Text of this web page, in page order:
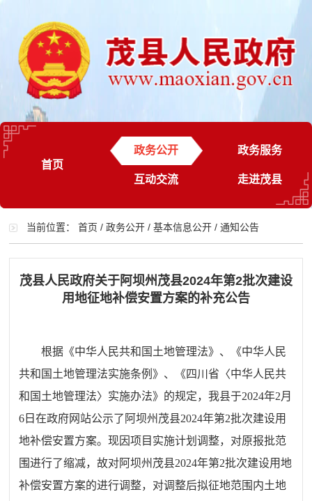
首页
政务公开 政务服务
互动交流 走进茂县
当前位置：首页 /政务公开 /基本信息公开 /通知公告
茂县人民政府关于阿坝州茂县2024年第2批次建设
用地征地补偿安置方案的补充公告
根据《中华人民共和国土地管理法》、《中华人民
共和国土地管理法实施条例》、《四川省〈中华人民共
和国土地管理法〉实施办法》的规定，我县于2024年2月
6日在政府网站公示了阿坝州茂县2024年第2批次建设用
地补偿安置方案。现因项目实施计划调整，对原报批范
围进行了缩减，故对阿坝州茂县2024年第2批次建设用地
补偿安置方案的进行调整，对调整后拟征地范围内土地